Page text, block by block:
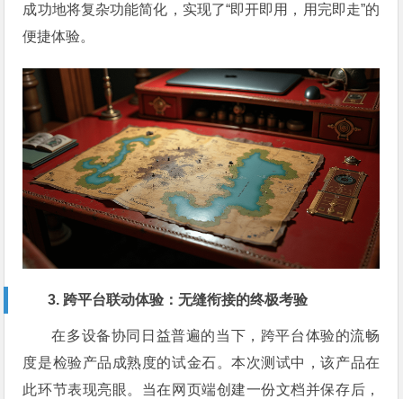
成功地将复杂功能简化，实现了“即开即用，用完即走”的
便捷体验。
3. 跨平台联动体验：无缝衔接的终极考验
在多设备协同日益普遍的当下，跨平台体验的流畅
度是检验产品成熟度的试金石。本次测试中，该产品在
此环节表现亮眼。当在网页端创建一份文档并保存后，